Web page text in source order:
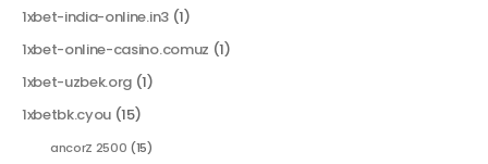
1xbet-india-online.in3(1)
1xbet-online-casino.comuz (1)
1xbet-uzbek.org (1)
1xbetbk.cyou (15)
ancorZ 2500 (15)